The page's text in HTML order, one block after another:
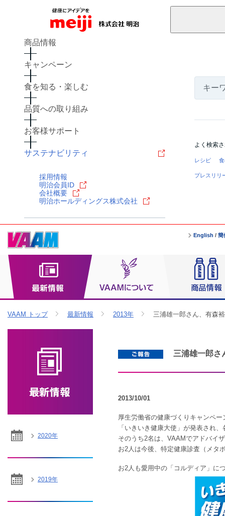
商品情報
キャンペーン
食を知る・楽しむ
品質への取り組み
お客様サポート
サステナビリティ
採用情報
明治会員ID
会社概要
明治ホールディングス株式会社
よく検索
レシピ
プレスリリ
English / 簡
VAAM トップ 最新情報 2013年 三浦雄一郎さん、有森
三浦雄一郎さ
2013/10/01
厚生労働省の健康づくりキャンペ
「いきいき健康大使」が発表され
そのうち2名は、VAAMでアドバイ
お2人は今後、特定健康診査（メタ
お2人も愛用中の「コルディア」に
2020年
2019年